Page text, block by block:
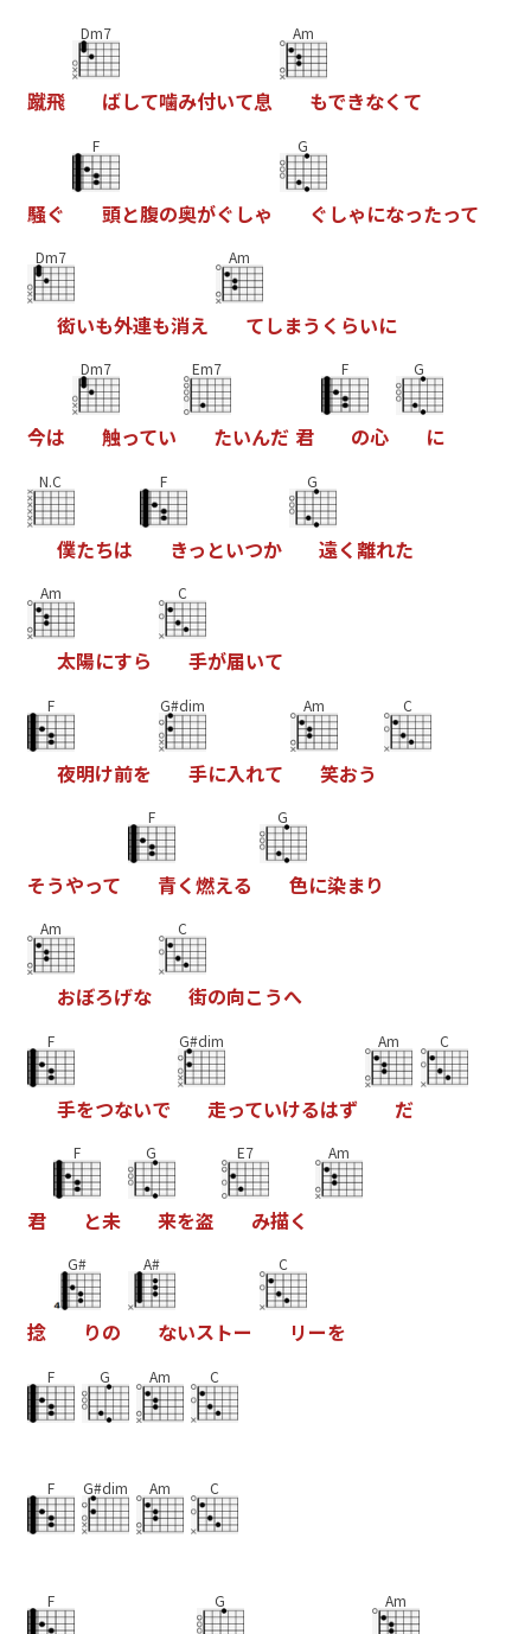
蹴飛
Dm7
ばして噛み付いて息
Am
もできなく て
騒ぐ
F
頭と腹の奥がぐ しゃ
G
ぐ しゃになったって
Dm7
衒いも外連も消え
Am
てしまう く らいに
今は
Dm7
触ってい
Em7
たいんだ 君
F
の心
G
に
N.C
僕たちは
F
きっ といつか
G
遠く 離れた
Am
太陽にすら
C
手が届いて
F
夜明け前を
G#dim
手に入れて
Am
笑おう
C
そうやって
F
青く燃える
G
色に染まり
Am
おぼろげな
C
街の向こ うへ
F
手をつないで
G#dim
走っていけるはず
Am
だ
C
君
F
と未
G
来を盗
E7
み描く
Am
捻
G#
りの
A#
ないス トー
C
リーを
F G Am C
F G#dim Am C
F G Am